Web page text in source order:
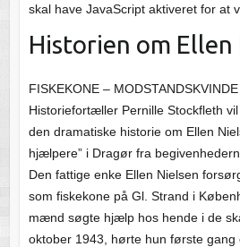
skal have JavaScript aktiveret for at
Historien om Ellen
FISKEKONE –
Historiefortæller Pernille Stockfleth
den dramatiske historie om Ellen
hjælpere” i Dragør fra
Den fattige enke Ellen Nielsen
som fiskekone på Gl. Strand i
mænd søgte hjælp hos hende i de
oktober 1943, hørte hun første gang